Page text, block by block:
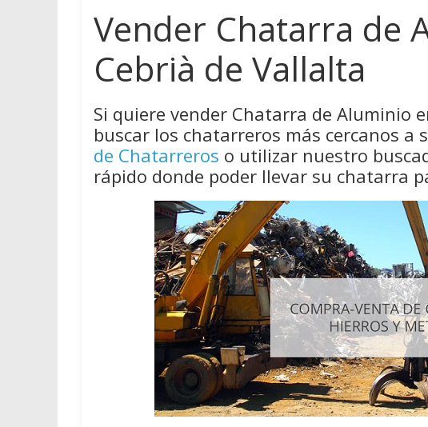
Vender Chatarra de
Cebrià de Vallalta
Si quiere vender Chatarra de Aluminio
buscar los chatarreros más cercanos a
de Chatarreros o utilizar nuestro
rápido donde poder llevar su chatarra